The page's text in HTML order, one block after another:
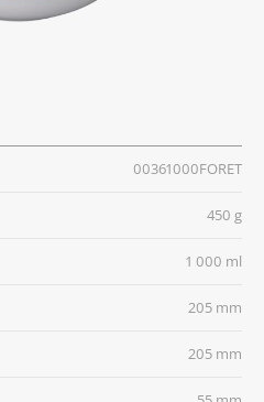
00361000FORET
450 g
1 000 ml
205 mm
205 mm